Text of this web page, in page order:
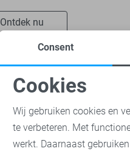
Ontdek nu
Noodzakelijke cookies
Analytische cookies
Consent
Cookies
Wij gebruiken cookies en
te verbeteren. Met
werkt. Daarnaast